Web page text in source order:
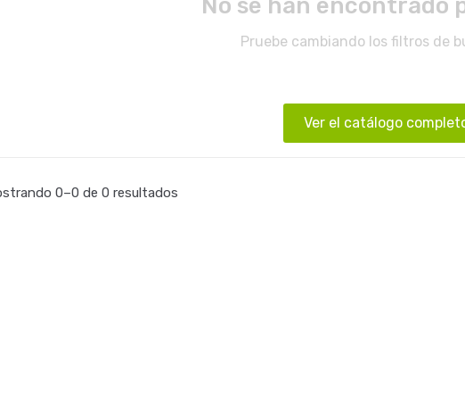
Pruebe cambiando los filtros de
Ver el catálogo
0–0 de 0 resultados